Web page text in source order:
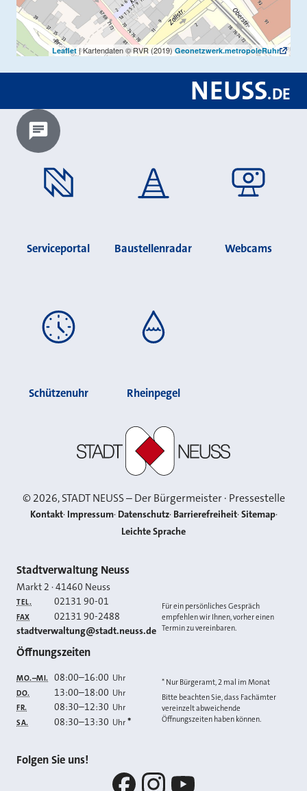
Leaflet| Kartendaten © RVR (2019) Geonetzwerk.metropoleRuhr
NEUSS.DE
Chatbot laden?
Serviceportal Baustellenradar Webcams
Schützenuhr Rheinpegel
©2026, STADT NEUSS – Der Bürgermeister · Pressestelle
Kontakt Impressum Datenschutz Barrierefreiheit Sitemap
Leichte Sprache
Kontakt
Stadtverwaltung Neuss
Markt 2 ·41460 Neuss
TEL. 02131 90-01
FAX 02131 90-2488
E-MAIL
stadtverwaltung@stadt.neuss.de
Für ein persönliches Gespräch
empfehlen wir Ihnen, vorher einen
Termin zu vereinbaren.
Öffnungszeiten
MO.–MI. 08:00–16:00 Uhr
DO. 13:00–18:00 Uhr
FR. 08:30–12:30 Uhr
SA. 08:30–13:30 Uhr *
* Nur Bürgeramt, 2 mal im Monat
Bitte beachten Sie, dass Fachämter
vereinzelt abweichende
Öffnungszeiten haben können.
Folgen Sie uns!